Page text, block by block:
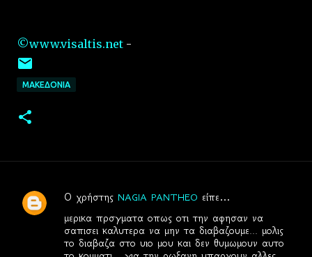
©www.visaltis.net -
ΜΑΚΕΔΟΝΙΑ
Σ
Ο χρήστης NAGIA PANTHEO είπε…
μερικα πρσγματα οπως οτι την αφησαν να
σαπισει καλυτερα να μην τα διαβαζουμε... μολις
το διαβαζα στο υιο μου και δεν θυμωμουν αυτο